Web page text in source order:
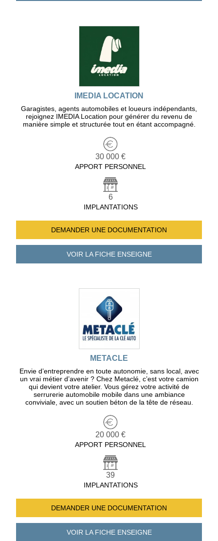
IMEDIA LOCATION
Garagistes, agents automobiles et loueurs indépendants,
rejoignez IMEDIA Location pour générer du revenu de
manière simple et structurée tout en étant accompagné.
30 000 €
APPORT PERSONNEL
6
IMPLANTATIONS
DEMANDER UNE DOCUMENTATION
VOIR LA FICHEENSEIGNE
METACLE
Envie d’entreprendre en toute autonomie, sans local, avec
un vrai métier d’avenir ? Chez Metaclé, c’est votre camion
qui devient votre atelier. Vous gérez votre activité de
serrurerie automobile mobile dans une ambiance
conviviale, avec un soutien béton de la tête de réseau.
20 000 €
APPORT PERSONNEL
39
IMPLANTATIONS
DEMANDER UNE DOCUMENTATION
VOIR LA FICHEENSEIGNE